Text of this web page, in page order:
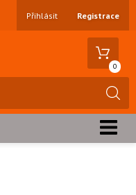
Přihlásit Registrace
0